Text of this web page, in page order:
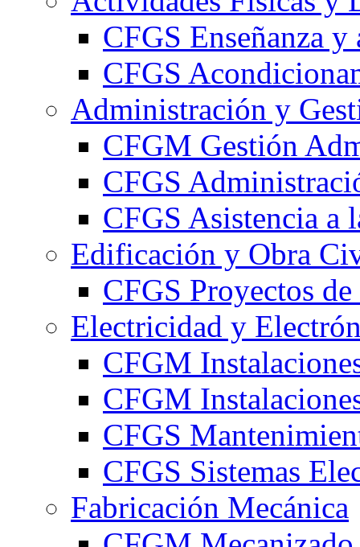
CFGS Enseñanza
CFGS
Administración y
CFGM Gestión
CFGS
CFGS Asistencia a
Edificación y Obra
CFGS Proyectos
Electricidad y
CFGM
CFGM
CFGS
CFGS Sistemas
Fabricación Mecánica